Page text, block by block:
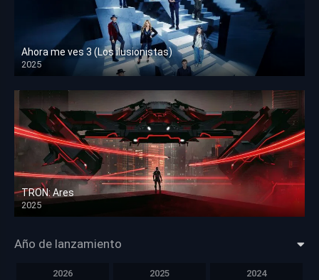
Ahora me ves 3 (Los ilusionistas)
2025
HD 1080p
TRON: Ares
2025
HD 1080p
Año de lanzamiento
2026 2025 2024